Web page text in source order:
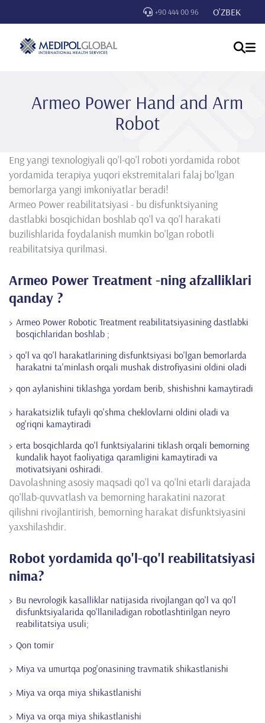
+90 444 00 96 O'ZBEK
Armeo Power Hand and Arm
Robot
Eng yangi texnologiyali qo'l-qo'l roboti yordamida robot
yordamida terapiya yuqori ekstremitalari falaj bo'lgan
bemorlarga yangi imkoniyatlar beradi!
Armeo Power reabilitatsiyasi - bu disfunktsiyaning
dastlabki bosqichidan boshlab qo'l va qo'l harakati
buzilishlarida foydalanish mumkin bo'lgan robotli
reabilitatsiya qurilmasi.
Armeo Power Treatment -ning afzalliklari
qanday ?
Armeo Power Robotic Treatment reabilitatsiyasining dastlabki
bosqichlaridan boshlab ;
qo'l va qo'l harakatlarining disfunktsiyasi bo'lgan bemorlarda
harakatni ta'minlash orqali mushak distrofiyasini oldini oladi
qon aylanishini tiklashga yordam berib, shishishni kamaytiradi
harakatsizlik tufayli qo'shma cheklovlarni oldini oladi va
og'riqni kamaytiradi
erta bosqichlarda qo'l funktsiyalarini tiklash orqali bemorning
kundalik hayot faoliyatiga qaramligini kamaytiradi va
motivatsiyani oshiradi.
Davolashning asosiy maqsadi qo'l va qo'lni etarli darajada
qo'llab-quvvatlash va bemorning harakatini nazorat
qilishni rivojlantirish, bemorning harakat disfunktsiyasini
yaxshilashdir.
Robot yordamida qo'l-qo'l reabilitatsiyasi
nima?
Bu nevrologik kasalliklar natijasida rivojlangan qo'l va qo'l
disfunktsiyalarida qo'llaniladigan robotlashtirilgan neyro
reabilitatsiya usuli;
Qon tomir
Miya va umurtqa pog'onasining travmatik shikastlanishi
Miya va orqa miya shikastlanishi
Miya va orqa miya shikastlanishi